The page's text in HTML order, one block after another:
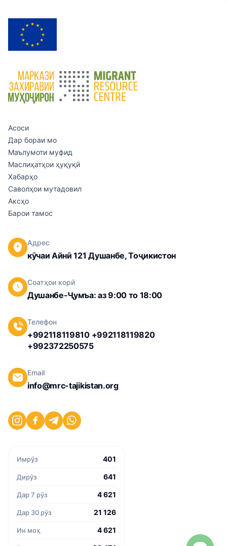
Асоси
Дар бораи мо
Маълумоти муфид
Маслиҳатҳои ҳуқуқӣ
Хабарҳо
Саволҳои мутадовил
Аксҳо
Барои тамос
Адрес
кӯчаи Айнӣ 121 Душанбе, Тоҷикистон
Соатҳои корӣ
Душанбе-Ҷумъа: аз 9:00 то 18:00
Телефон
+992118119810 +992118119820
+992372250575
Email
info@mrc-tajikistan.org
Имрӯз 401
Дирӯз 641
Дар 7 рӯз 4 621
Дар 30 рӯз 21 126
Ин моҳ 4 621